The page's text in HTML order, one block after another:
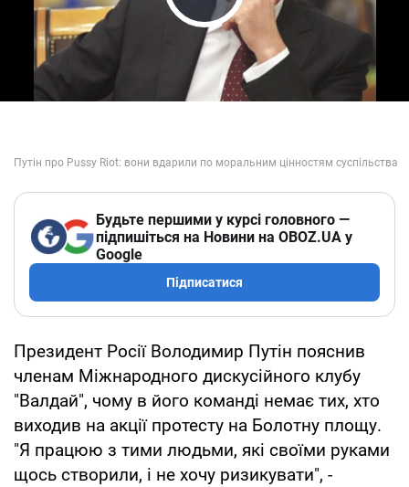
Play Video
Будьте першими у курсі головного —
підпишіться на Новини на OBOZ.UA у
Google
Підписатися
Президент Росії Володимир Путін пояснив
членам Міжнародного дискусійного клубу
"Валдай", чому в його команді немає тих, хто
виходив на акції протесту на Болотну площу.
"Я працюю з тими людьми, які своїми руками
щось створили, і не хочу ризикувати", -